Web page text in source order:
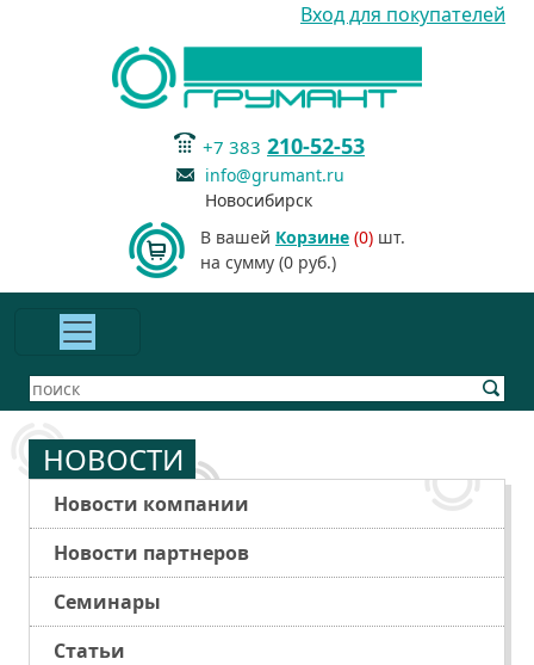
Вход для покупателей
+7 383 210-52-53
info@grumant.ru
Новосибирск
В вашей Корзине (0) шт.
на сумму (0 руб.)
НОВОСТИ
Новости компании
Новости партнеров
Семинары
Статьи